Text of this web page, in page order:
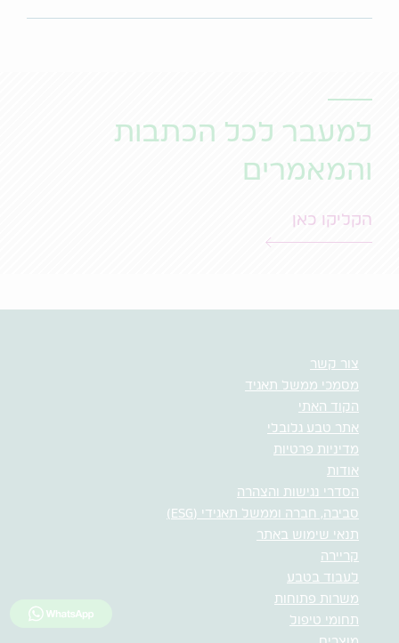
לחץ כאן
למעבר לכל הכתבות
והמאמרים
הקליקו כאן
צור קשר
מסמכי ממשל תאגיד
הקוד האתי
אתר טבע גלובלי
מדיניות פרטיות
אודות
הסדרי נגישות והצהרה
סביבה, חברה וממשל תאגידי (ESG)
תנאי שימוש באתר
קריירה
לעבוד בטבע
משרות פתוחות
תחומי טיפול